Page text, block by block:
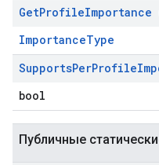
GetProfileImportance
ImportanceType
SupportsPerProfile
bool
Публичные